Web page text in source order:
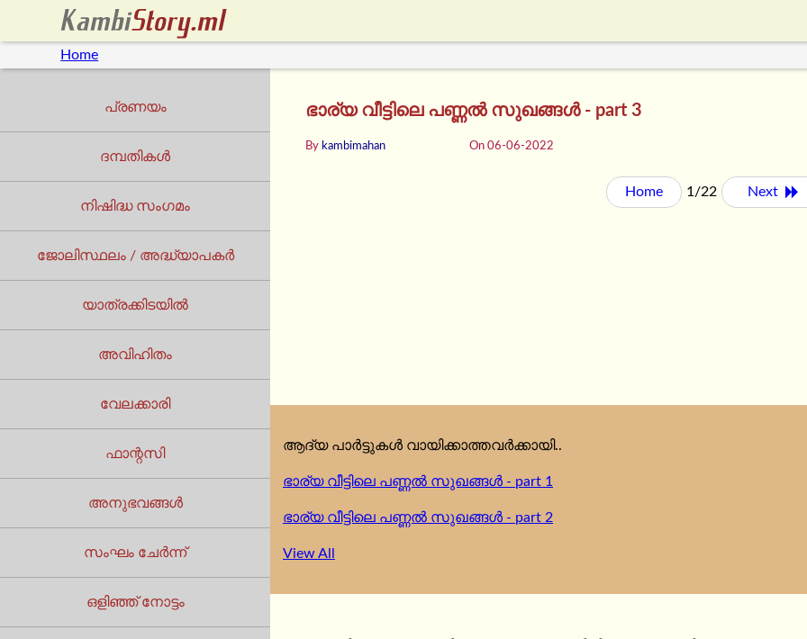
Home
പ്രണയം
ദമ്പതികൾ
നിഷിദ്ധ സംഗമം
ജോലിസ്ഥലം / അദ്ധ്യാപകർ
യാത്രക്കിടയില്‍
അവിഹിതം
വേലക്കാരി
ഫാന്റസി
അനുഭവങ്ങൾ
സംഘം ചേർന്ന്
ഒളിഞ്ഞ് നോട്ടം
ഭാര്യ വീട്ടിലെ പണ്ണൽ സുഖങ്ങൾ - part 3
By kambimahan On 06-06-2022
Home 1/22 Next
ആദ്യ പാർട്ടുകൾ വായിക്കാത്തവർക്കായി..
ഭാര്യ വീട്ടിലെ പണ്ണൽ സുഖങ്ങൾ - part 1
ഭാര്യ വീട്ടിലെ പണ്ണൽ സുഖങ്ങൾ - part 2
View All